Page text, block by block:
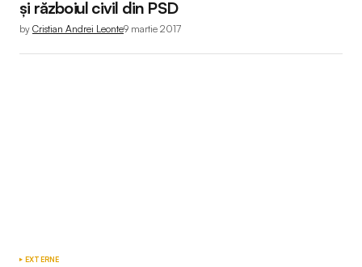
și războiul civil din PSD
by Cristian Andrei Leonte9 martie 2017
EXTERNE